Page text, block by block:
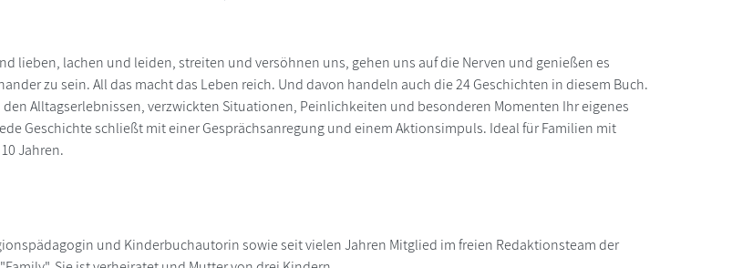
lieben, lachen und leiden, streiten und versöhnen uns, gehen uns auf die Nerven und genießen es
zu sein. All das macht das Leben reich. Und davon handeln auch die 24 Geschichten in diesem Buch.
Alltagserlebnissen, verzwickten Situationen, Peinlichkeiten und besonderen Momenten Ihr eigenes
Geschichte schließt mit einer Gesprächsanregung und einem Aktionsimpuls. Ideal für Familien mit
Jahren.
und Kinderbuchautorin sowie seit vielen Jahren Mitglied im freien Redaktionsteam der